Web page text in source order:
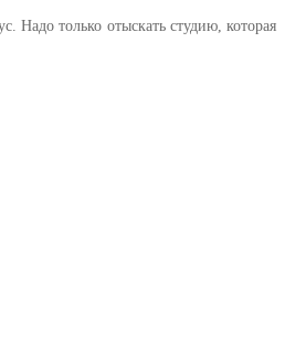
Надо только отыскать студию, которая